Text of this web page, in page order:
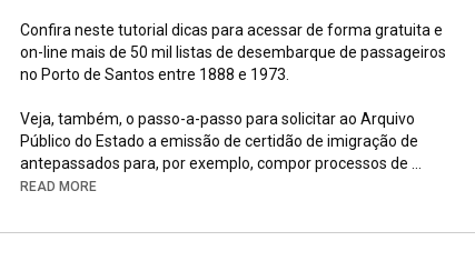
Confira neste tutorial dicas para acessar de forma gratuita e
on-line mais de 50 mil listas de desembarque de passageiros
no Porto de Santos entre 1888 e 1973.
Veja, também, o passo-a-passo para solicitar ao Arquivo
Público do Estado a emissão de certidão de imigração de
antepassados para, por exemplo, compor processos de
requisição de dupla cidadania.
Pesquise nas listas de desembarque (por navio e data):
READ MORE